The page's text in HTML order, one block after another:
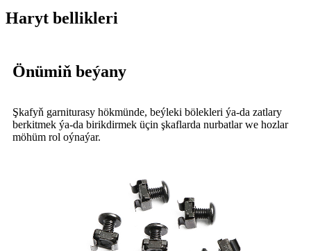
Haryt bellikleri
Önümiň beýany
Şkafyň garniturasy hökmünde, beýleki bölekleri ýa-da zatlary
berkitmek ýa-da birikdirmek üçin şkaflarda nurbatlar we hozlar
möhüm rol oýnaýar.